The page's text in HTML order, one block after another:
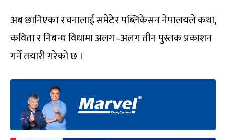
अब छानिएका रचनालाई समेटेर पब्लिकेसन नेपालयले कथा,
कविता र निबन्ध विधामा अलग–अलग तीन पुस्तक प्रकाशन
गर्ने तयारी गरेको छ ।